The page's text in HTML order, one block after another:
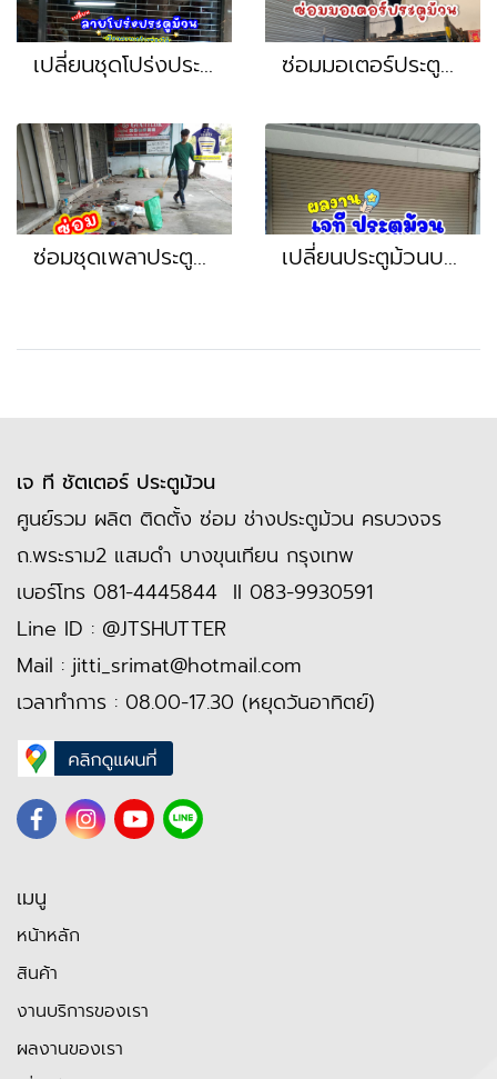
เปลี่ยนชุดโปร่งประตูม้วน เปลี่ยนเสารางประตูม้วน ซ่อมเพลายกหนัก หน้างาน จรัญสนิทวงศ์ ปิ่นเกล้า พรานนก บรมราชนี ซ่อมมอเตอร์ประตูม้วน ใช้งานไม่ได้ กดไม่ได้ หน้างาน โพธิแจ้ บางบอน พระราม2 สมุทรสาคร บางน้ำจืด กระทุ่มแบน
ซ่อมชุดเพลาประตูม้วน ยกหนัก เปลี่ยนอะไหล่เพลา หน้างาน สมุทรสาคร พุทธมณฑล นครปฐม เปลี่ยนประตูม้วนบานแบ่งเป็นประตูม้วนบานเต็ม หน้างาน รามคำแหง เสรีไทย นวมินทร์
เจ ที ชัตเตอร์ ประตูม้วน
ศูนย์รวม ผลิต ติดตั้ง ซ่อม ช่างประตูม้วน ครบวงจร
ถ.พระราม2 แสมดำ บางขุนเทียน กรุงเทพ
เบอร์โทร 081-4445844 II 083-9930591
Line ID : @JTSHUTTER
Mail : jitti_srimat@hotmail.com
เวลาทำการ : 08.00-17.30 (หยุดวันอาทิตย์)
เมนู
หน้าหลัก
สินค้า
งานบริการของเรา
ผลงานของเรา